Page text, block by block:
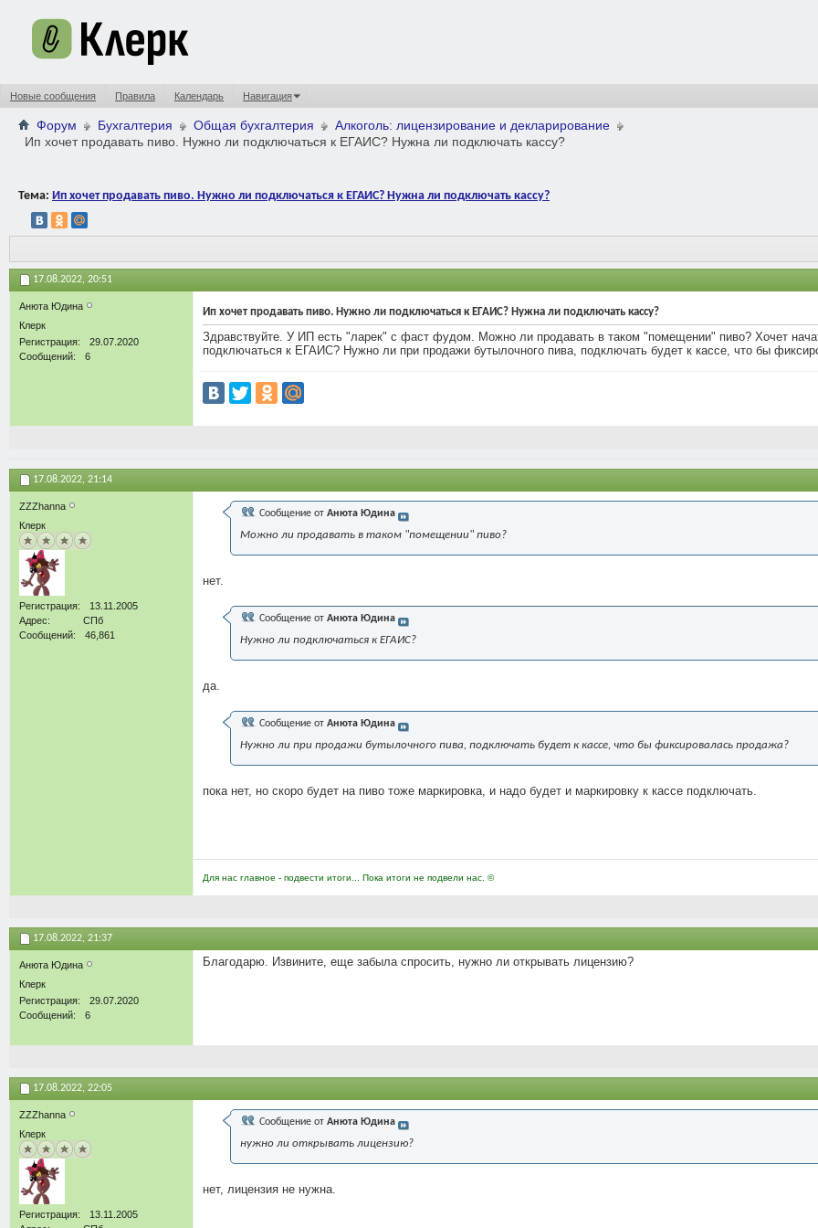
Новые сообщения Правила Календарь Навигация
Форум Бухгалтерия Общая бухгалтерия
Алкоголь: лицензирование и декларирование
Ип хочет продавать пиво. Нужно ли подключаться к ЕГАИС? Нужна ли подключать кассу?
Тема: Ип хочет продавать пиво. Нужно ли подключаться к ЕГАИС? Нужна ли подключать кассу?
17.08.2022, 20:51
Анюта Юдина
Клерк
Регистрация
29.07.2020
Сообщений
6
Ип хочет продавать пиво. Нужно ли подключаться к ЕГАИС? Нужна ли подключать кассу?
Здравствуйте. У ИП есть "ларек" с фаст фудом. Можно ли продавать в таком "помещении" пиво? Хочет
подключаться к ЕГАИС? Нужно ли при продажи бутылочного пива, подключать будет к кассе, что бы
17.08.2022, 21:14
ZZZhanna
Клерк
Регистрация
13.11.2005
Адрес
СПб
Сообщений
46,861
Сообщение от Анюта Юдина
Можно ли продавать в таком "помещении" пиво?
нет.
Сообщение от Анюта Юдина
Нужно ли подключаться к ЕГАИС?
да.
Сообщение от Анюта Юдина
Нужно ли при продажи бутылочного пива, подключать будет к кассе, что бы фиксировалась продажа?
пока нет, но скоро будет на пиво тоже маркировка, и надо будет и маркировку к кассе подключать.
Для нас главное - подвести итоги... Пока итоги не подвели нас. ©
17.08.2022, 21:37
Анюта Юдина
Клерк
Регистрация
29.07.2020
Сообщений
6
Благодарю. Извините, еще забыла спросить, нужно ли открывать лицензию?
17.08.2022, 22:05
ZZZhanna
Клерк
Регистрация
13.11.2005
Сообщение от Анюта Юдина
нужно ли открывать лицензию?
нет, лицензия не нужна.